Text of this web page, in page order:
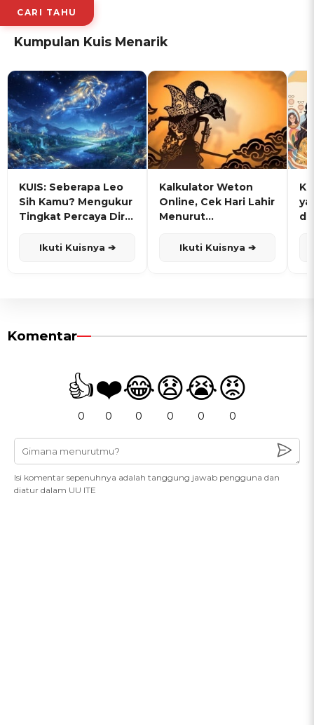
CARI TAHU
Kumpulan Kuis Menarik
KUIS: Seberapa Leo
Sih Kamu? Mengukur
Tingkat Percaya Diri
Ikuti Kuisnya ➔
Kalkulator Weton
Online, Cek Hari Lahir
Menurut
Ikuti Kuisnya ➔
Komentar
👍
0
❤️
0
😂
0
😧
0
😭
0
😡
0
Isi komentar sepenuhnya adalah tanggung jawab pengguna dan
diatur dalam UU ITE